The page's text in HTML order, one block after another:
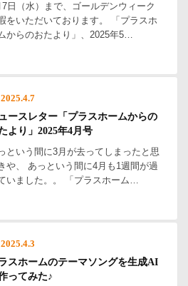
7日（水）まで、ゴールデンウィーク
をいただいております。 「プラスホ
からのおたより」、2025年5…
2025.4.7
ースレター「プラスホームからの
より」2025年4月号
という間に3月が去ってしまったと思
や、 あっという間に4月も1週間が過
いました。。 「プラスホーム…
2025.4.3
スホームのテーマソングを生成AI
ってみた♪